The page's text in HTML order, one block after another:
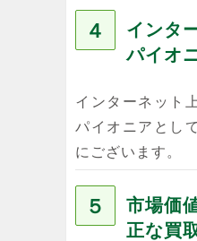
４
インタ
パイオ
インターネット
パイオニアとし
にございます。
５
市場価
正な買